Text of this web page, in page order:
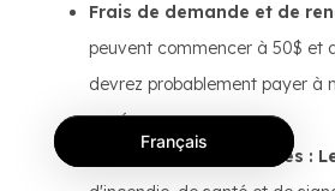
Frais de demande et de
peuvent commencer à 50$ et
devrez probablement payer à
année.
Permis supplémentaires :
Français